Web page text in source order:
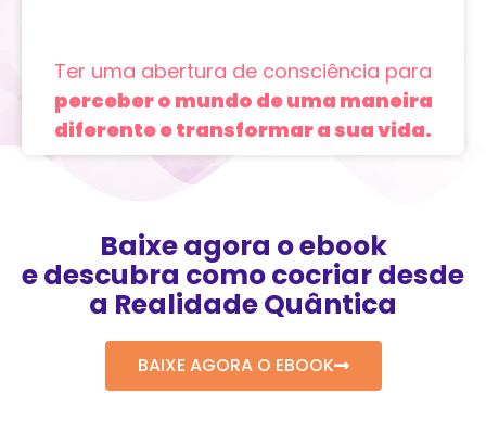
Ter uma abertura de consciência para
perceber o mundo de uma maneira
diferente e transformar a sua vida.
Baixe agora o ebook
e descubra como cocriar desde
a Realidade Quântica
BAIXE AGORA O EBOOK